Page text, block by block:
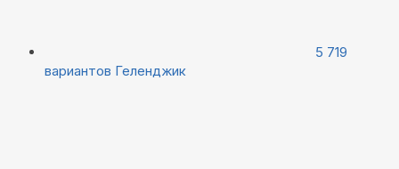
5 719
вариантов Геленджик